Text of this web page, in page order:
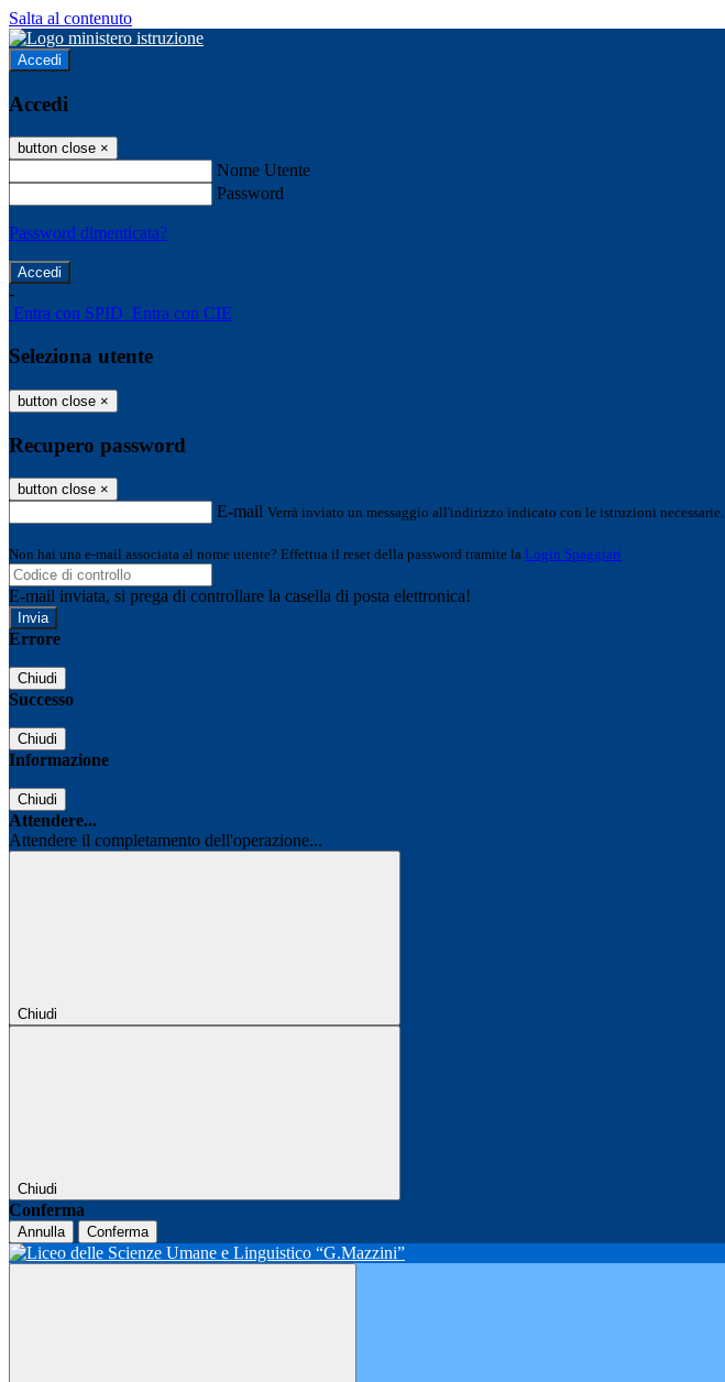
Salta al contenuto
Accedi
Accedi
button close ×
Nome Utente
Password
Password dimenticata?
-
Entra con SPID Entra con CIE
Seleziona utente
button close ×
Recupero password
button close ×
E-mail Verrà inviato un messaggio all'indirizzo indicato con le istruzioni necessarie.
Non hai una e-mail associata al nome utente? Effettua il reset della password tramite la Login Spaggiari
E-mail inviata, si prega di controllare la casella di posta elettronica!
Errore
Chiudi
Successo
Chiudi
Informazione
Chiudi
Attendere...
Attendere il completamento dell'operazione...
Chiudi
Chiudi
Conferma
Annulla Conferma